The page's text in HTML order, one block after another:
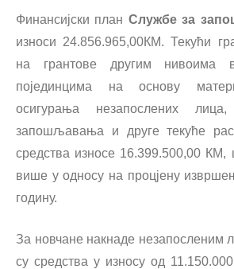
Финансијски план Службе за
износи 24.856.965,00КМ. Текући
на грантове другим нивоима
појединцима на основу
осигурања незапослених
запошљавања и друге текуће
средства износе 16.399.500,00 КМ,
више у односу на процјену
годину.
За новчане накнаде незапосленим
су средства у износу од